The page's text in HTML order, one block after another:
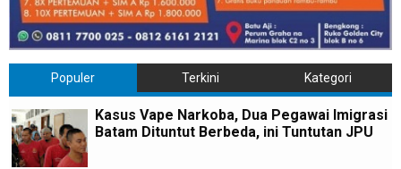
Populer Terkini Kategori
Kasus Vape Narkoba, Dua Pegawai Imigrasi
Batam Dituntut Berbeda, ini Tuntutan JPU